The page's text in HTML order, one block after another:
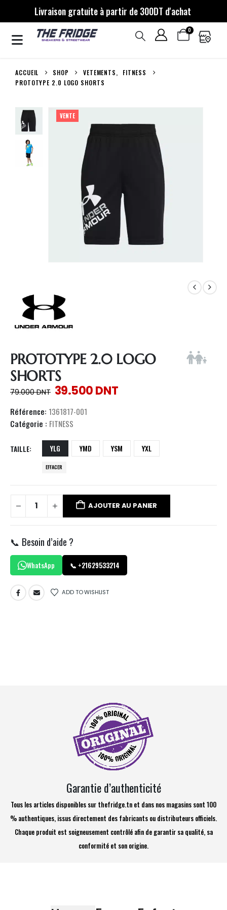
Livraison gratuite à partir de 300DT d'achat
0
ACCUEIL SHOP VETEMENTS,
FITNESS
PROTOTYPE 2.0 LOGO SHORTS
VENTE
PROTOTYPE 2.0 LOGO
SHORTS
79.000DNT 39.500DNT
Référence: 1361817-001
Catégorie : FITNESS
TAILLE YLG YMD YSM YXL
EFFACER
AJOUTER AU PANIER
📞 Besoin d’aide ?
WhatsApp 📞 +21629533214
ADD TO WISHLIST
Garantie d’authenticité
Tous les articles disponibles sur thefridge.tn et dans nos magasins sont 100
% authentiques, issus directement des fabricants ou distributeurs officiels.
Chaque produit est soigneusement contrôlé afin de garantir sa qualité, sa
conformité et son origine.